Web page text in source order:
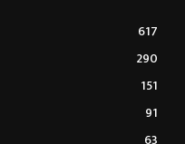
617
290
151
91